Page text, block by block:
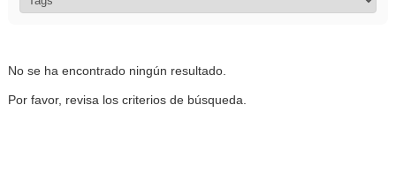
No se ha encontrado ningún resultado.
Por favor, revisa los criterios de búsqueda.